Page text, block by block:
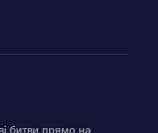
битви прямо на